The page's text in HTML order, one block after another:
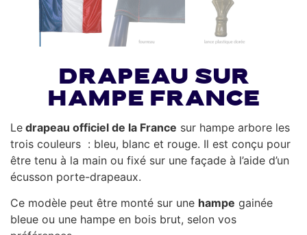
Drapeau sur
hampe France
Le drapeau officiel de la France sur hampe arbore les
trois couleurs : bleu, blanc et rouge. Il est conçu pour
être tenu à la main ou fixé sur une façade à l’aide d’un
écusson porte-drapeaux.
Ce modèle peut être monté sur une hampe gainée
bleue ou une hampe en bois brut, selon vos